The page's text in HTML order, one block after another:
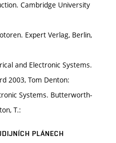
Cambridge University
Expert Verlag, Berlin,
and Electronic Systems.
2003, Tom Denton:
Systems. Butterworth-
T.:
PLÁNECH